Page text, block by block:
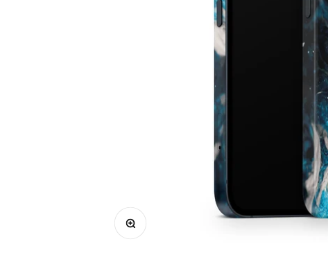
Bild vergrößern